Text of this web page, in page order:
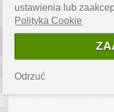
ZAPYTAJ O
Masz pytanie?
chętnie pomożemy.
WYSYŁKA W
ustawienia lub
Polityka Cookie
Odrzuć